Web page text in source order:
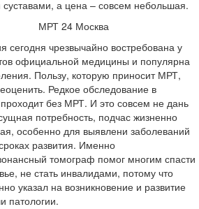
а цена – совсем небольшая.
МРТ 24 Москва
сегодня чрезвычайно востребована у
официальной медицины и популярна
Пользу, которую приносит МРТ,
Редкое обследование в
без МРТ. И это совсем не дань
потребность, подчас жизненно
особенно для выявлени заболеваний
развития. Именно
томограф помог многим спасти
не стать инвалидами, потому что
указал на возникновение и развитие
патологии.